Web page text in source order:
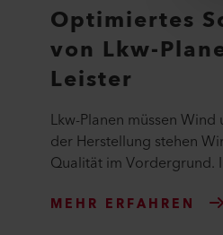
Optimiertes
von Lkw-
Leister
Lkw-Planen müssen
der Herstellung stehen
Qualität im Vordergrund.
MEHR ERFAHREN